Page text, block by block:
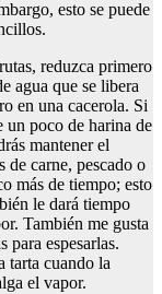
esto se puede
reduzca primero
agua que se libera
en una cacerola. Si
un poco de harina de
mantener el
de carne, pescado o
más de tiempo; esto
le dará tiempo
También me gusta
para espesarlas.
tarta cuando la
el vapor.